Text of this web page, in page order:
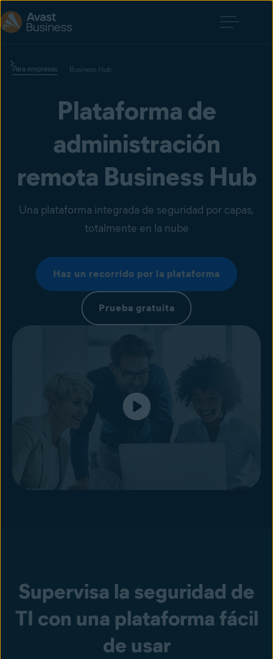
Para empresas Business Hub
Plataforma de
administración
remota Business Hub
Una plataforma integrada de seguridad por capas,
totalmente en la nube
Haz un recorrido por la plataforma
Prueba gratuita
Supervisa la seguridad de
TI con una plataforma fácil
de usar